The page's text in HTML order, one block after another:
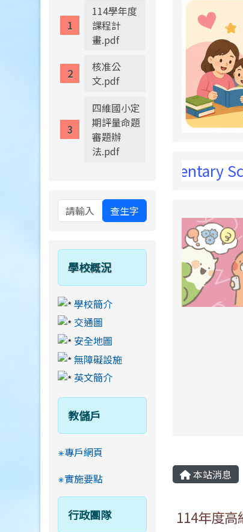
Si-Wei Elementary School !
本站消息
114年度
114學年度
課程計
畫.pdf
核准公
文.pdf
四維國小定
期評量命題
審題辦
法.pdf
查生字
學校概況
學校簡介
交通圖
安全地圖
無障礙設施
英文簡介
教儲戶
專戶網頁
實施要點
行政團隊